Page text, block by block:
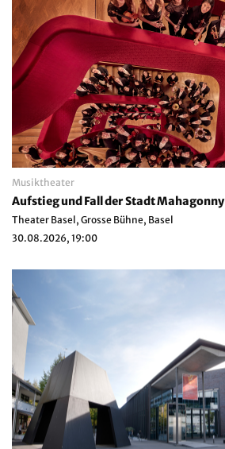
Musiktheater
Aufstieg und Fall der Stadt Mahagonny
Theater Basel, Grosse Bühne, Basel
30.08.2026, 19:00